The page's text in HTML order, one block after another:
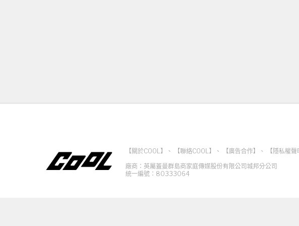
【關於COOL】 、 【聯絡COOL】 、 【廣告合作】 、
【隱私權
廠商：英屬蓋曼群島商家庭傳媒股份有限公司城邦分公司
統一編號：80333064